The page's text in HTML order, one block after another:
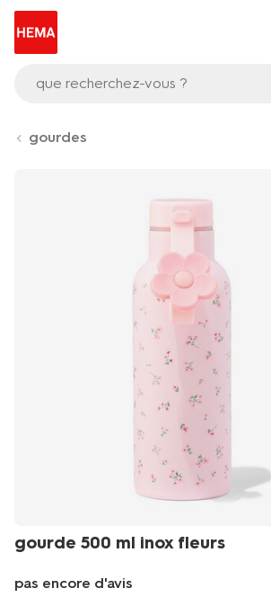
que recherchez-vous ?
gourdes
gourde 500 ml inox fleurs
pas encore d'avis